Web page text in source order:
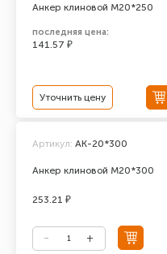
Анкер клиновой М20*250
последняя цена:
141.57 ₽
Уточнить цену
Анкер клиновой М20*300
Артикул: АК-20*300
253.21 ₽